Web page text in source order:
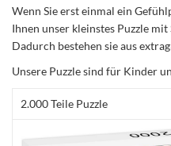
Wenn Sie erst einmal ein
Ihnen unser kleinstes Puzzle
Dadurch bestehen sie aus
Unsere Puzzle sind für Kinder
2.000 Teile Puzzle